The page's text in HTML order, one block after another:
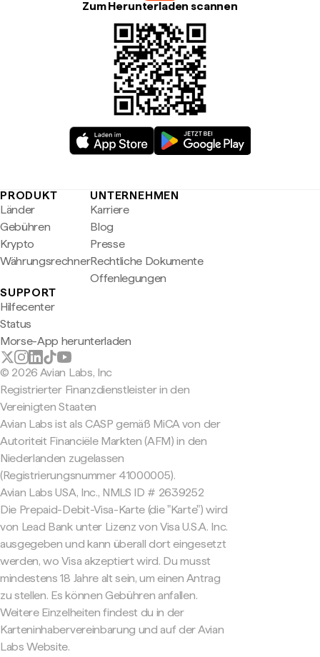
Zum Herunterladen scannen
PRODUKT
Länder
Gebühren
Krypto
Währungsrechner
UNTERNEHMEN
Karriere
Blog
Presse
Rechtliche Dokumente
Offenlegungen
SUPPORT
Hilfecenter
Status
Morse-App herunterladen
© 2026 Avian Labs, Inc
Registrierter Finanzdienstleister in den
Vereinigten Staaten
Avian Labs ist als CASP gemäß MiCA von der
Autoriteit Financiële Markten (AFM) in den
Niederlanden zugelassen
(Registrierungsnummer 41000005).
Avian Labs USA, Inc., NMLS ID # 2639252
Die Prepaid-Debit-Visa-Karte (die "Karte") wird
von Lead Bank unter Lizenz von Visa U.S.A. Inc.
ausgegeben und kann überall dort eingesetzt
werden, wo Visa akzeptiert wird. Du musst
mindestens 18 Jahre alt sein, um einen Antrag
zu stellen. Es können Gebühren anfallen.
Weitere Einzelheiten findest du in der
Karteninhabervereinbarung und auf der Avian
Labs Website.